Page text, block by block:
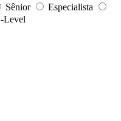
Sênior
Especialista
Level